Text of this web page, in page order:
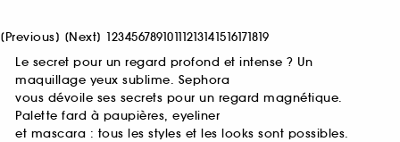
[Previous] [Next] 12345678910111213141516171819
Le secret pour un regard profond et intense ? Un
maquillage yeux sublime. Sephora
vous dévoile ses secrets pour un regard magnétique.
Palette fard à paupières, eyeliner
et mascara : tous les styles et les looks sont possibles.